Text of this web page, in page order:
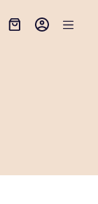
Winkelwagen